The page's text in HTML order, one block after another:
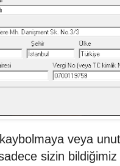
veya
sizin